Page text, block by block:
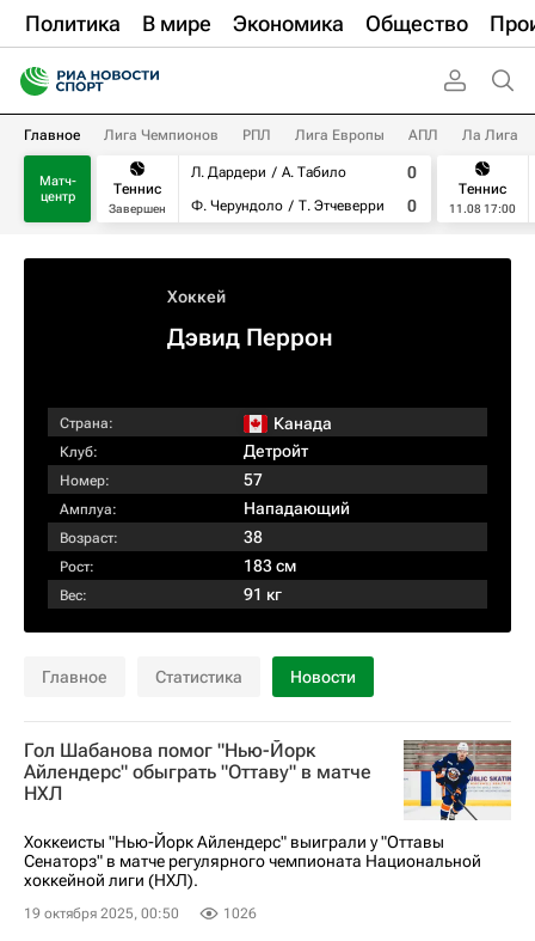
Политика В мире Экономика Общество
Главное Лига Чемпионов РПЛ Лига Европы АПЛ Ла Лига
Матч-
центр
Теннис
Завершен
Л. Дардери
А. Табило
Ф. Черундоло
Т. Этчеверри
0
0
Теннис
11.08 17:00
Хоккей
Дэвид Перрон
Страна: Канада
Клуб: Детройт
Номер: 57
Амплуа: Нападающий
Возраст: 38
Рост: 183 см
Вес: 91 кг
Главное Статистика Новости
Гол Шабанова помог "Нью-Йорк
Айлендерс" обыграть "Оттаву" в матче
НХЛ
Хоккеисты "Нью-Йорк Айлендерс" выиграли у "Оттавы
Сенаторз" в матче регулярного чемпионата Национальной
хоккейной лиги (НХЛ).
19 октября 2025, 00:50 1026